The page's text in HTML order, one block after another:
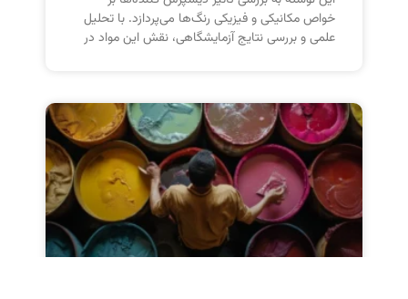
خواص مکانیکی و فیزیکی رنگ‌ها می‌پردازد. با تحلیل
علمی و بررسی نتایج آزمایشگاهی، نقش این مواد در